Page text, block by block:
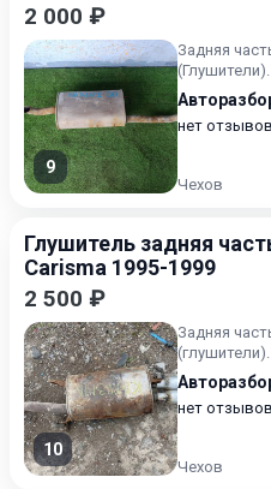
2 000 ₽
9
Задняя
(Глушители).
нет отзывов
Чехов
Глушитель задняя
Carisma 1995-1999
2 500 ₽
10
Задняя
(глушители).
нет отзывов
Чехов